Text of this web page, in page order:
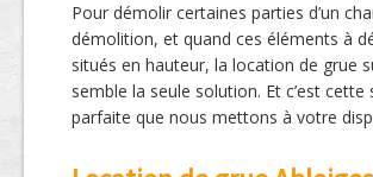
Pour démolir certaines parties d’un
démolition, et quand ces éléments à
situés en hauteur, la location de grue
semble la seule solution. Et c’est cette
parfaite que nous mettons à votre